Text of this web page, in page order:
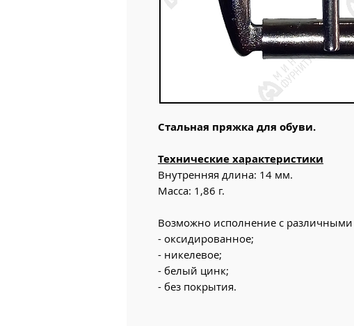
Стальная пряжка для обуви.
Технические характеристики
Внутренняя длина: 14 мм.
Масса: 1,86 г.
Возможно исполнение с
- оксидированное;
- никелевое;
- белый цинк;
- без покрытия.